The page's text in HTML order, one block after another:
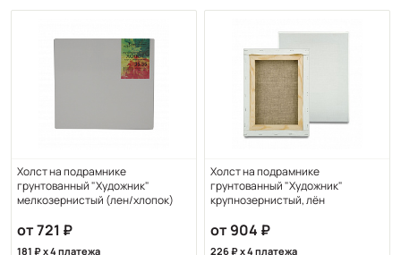
Холст на подрамнике
грунтованный "Художник"
мелкозернистый (лен/хлопок)
от 721
181 x 4 платежа
Холст на подрамнике
грунтованный "Художник"
крупнозернистый, лён
от 904
226 x 4 платежа